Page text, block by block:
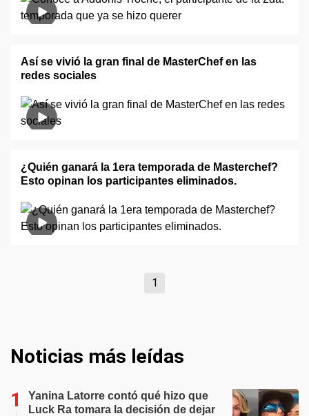
Así se vivió la gran final de MasterChef en las
redes sociales
¿Quién ganará la 1era temporada de Masterchef?
Esto opinan los participantes eliminados.
1
Noticias más leídas
Yanina Latorre contó qué hizo que
Luck Ra tomara la decisión de dejar